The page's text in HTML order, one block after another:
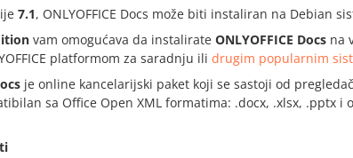
7.1, ONLYOFFICE Docs može biti instaliran na Debian
vam omogućava da instalirate ONLYOFFICE Docs na
platformom za saradnju ili drugim popularnim
je online kancelarijski paket koji se sastoji od
sa Office Open XML formatima: .docx, .xlsx, .pptx